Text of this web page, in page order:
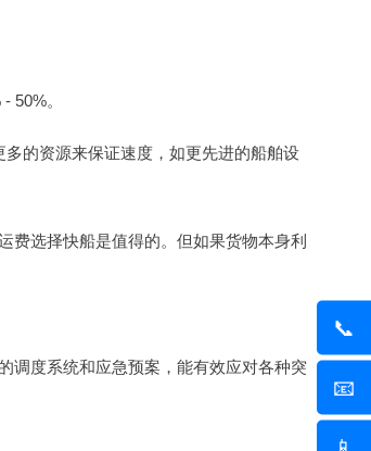
📞
📧
50%。
的资源来保证速度，如更先进的船舶设
费选择快船是值得的。但如果货物本身利
调度系统和应急预案，能有效应对各种突